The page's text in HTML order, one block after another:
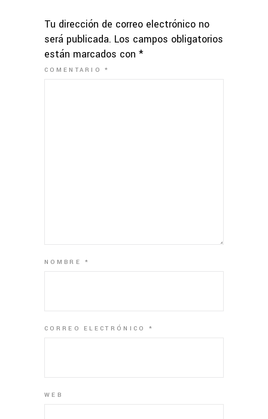
Tu dirección de correo electrónico no
será publicada. Los campos obligatorios
están marcados con *
COMENTARIO*
NOMBRE*
CORREO ELECTRÓNICO *
WEB